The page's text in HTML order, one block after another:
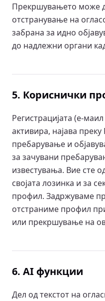
Прекршувањето може
отстранување на
забрана за идно
до надлежни органи
5. Кориснички
Регистрацијата (е-
активира, најава
пребарување и
за зачувани
известувања. Вие сте
својата лозинка и за
профил. Задржуваме
отстраниме профил
или прекршување на
6. AI функции
Дел од текстот на